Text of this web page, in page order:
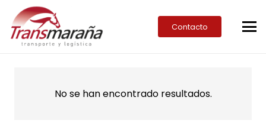
Contacto
No se han encontrado resultados.